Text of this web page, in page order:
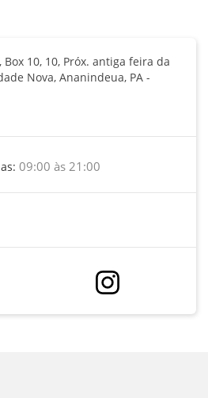
10, 10, Próx. antiga feira da
Nova, Ananindeua, PA -
09:00 às 21:00